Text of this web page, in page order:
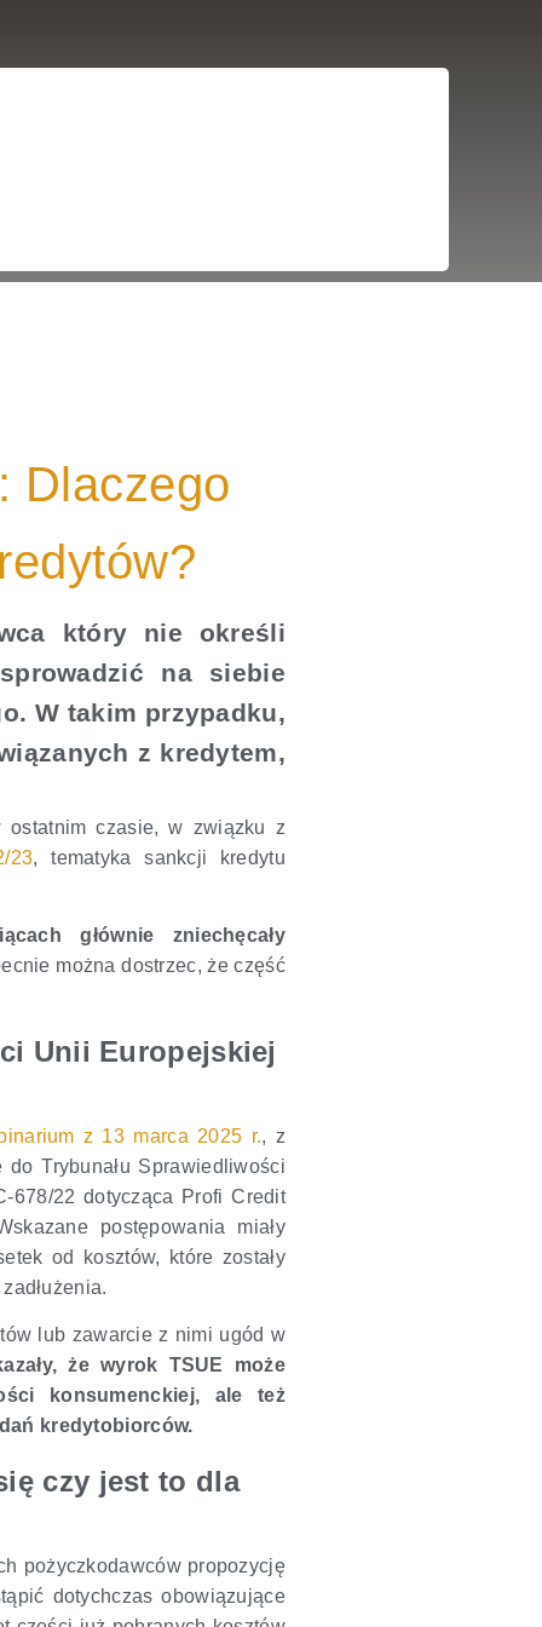
Dlaczego
który nie określi
na siebie
W takim przypadku,
z kredytem,
czasie, w związku z
23, tematyka sankcji kredytu
głównie zniechęcały
można dostrzec, że część
Unii Europejskiej
z 13 marca 2025 r., z
Trybunału Sprawiedliwości
678/22 dotycząca Profi Credit
postępowania miały
od kosztów, które zostały
lub zawarcie z nimi ugód w
że wyrok TSUE może
konsumenckiej, ale też
kredytobiorców.
czy jest to dla
pożyczkodawców propozycję
dotychczas obowiązujące